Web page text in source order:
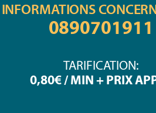
INFORMATIONS
0890701911
TARIFICATION:
0,80€ / MIN + PRIX